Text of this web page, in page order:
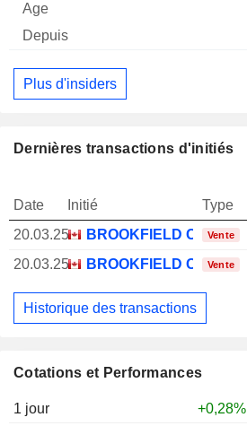
Cotations et Performances
1 jour
+0,28%
Plus d'insiders
Dernières transactions d'initiés
Date Initié Type
20.03.25
BROOKFIELD CORP.
Vente
20.03.25
BROOKFIELD CORP.
Vente
Historique des transactions